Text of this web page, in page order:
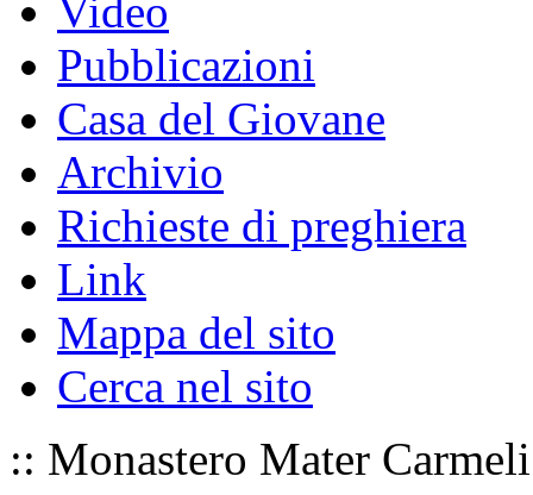
Video
Pubblicazioni
Casa del Giovane
Archivio
Richieste di preghiera
Link
Mappa del sito
Cerca nel sito
:: Monastero Mater